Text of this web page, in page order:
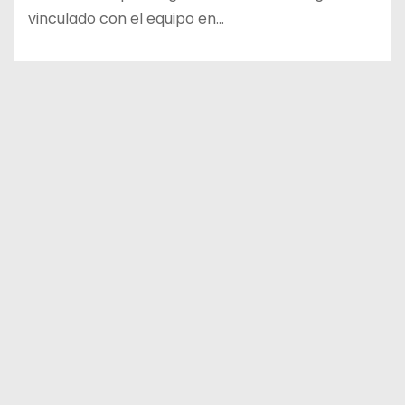
vinculado con el equipo en…